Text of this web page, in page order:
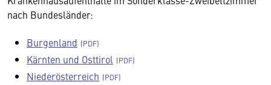
nach Bundesländer:
Burgenland
Kärnten und Osttirol
Niederösterreich